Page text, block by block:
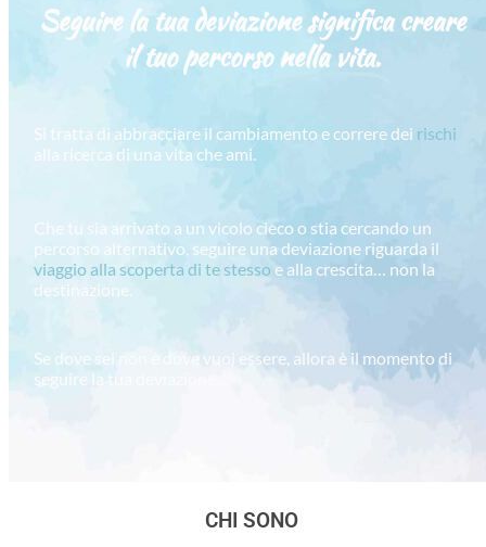
Seguire la tua deviazione significa creare
il tuo percorso nella vita.
Si tratta di abbracciare il cambiamento e correre dei rischi
alla ricerca di una vita che ami.
Che tu sia arrivato a un vicolo cieco o stia cercando un
percorso alternativo, seguire una deviazione riguarda il
viaggio alla scoperta di te stesso e alla crescita… non la
destinazione.
Se dove sei non è dove vuoi essere, allora è il momento di
seguire la tua deviazione…
CHI SONO